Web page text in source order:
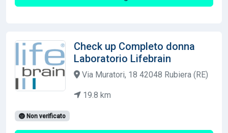
Check up Completo donna
Laboratorio Lifebrain
Via Muratori, 18 42048 Rubiera (RE)
19.8 km
Non verificato